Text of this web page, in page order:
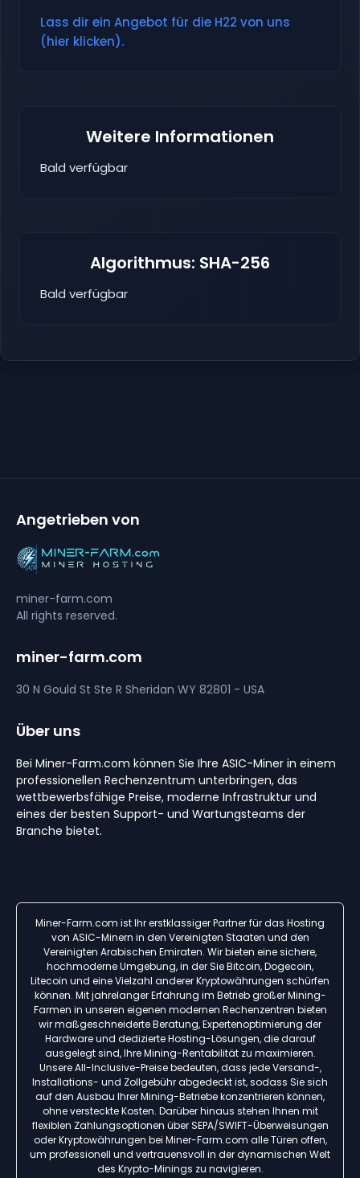
Lass dir ein Angebot für die H22 von uns
(hier klicken).
Weitere Informationen
Bald verfügbar
Algorithmus: SHA-256
Bald verfügbar
Angetrieben von
miner-farm.com
All rights reserved.
miner-farm.com
30 N Gould St Ste R Sheridan WY 82801 - USA
Über uns
Bei Miner-Farm.com können Sie Ihre ASIC-Miner in einem
professionellen Rechenzentrum unterbringen, das
wettbewerbsfähige Preise, moderne Infrastruktur und
eines der besten Support- und Wartungsteams der
Branche bietet.
Miner-Farm.com ist Ihr erstklassiger Partner für das Hosting
von ASIC-Minern in den Vereinigten Staaten und den
Vereinigten Arabischen Emiraten. Wir bieten eine sichere,
hochmoderne Umgebung, in der Sie Bitcoin, Dogecoin,
Litecoin und eine Vielzahl anderer Kryptowährungen schürfen
können. Mit jahrelanger Erfahrung im Betrieb großer Mining-
Farmen in unseren eigenen modernen Rechenzentren bieten
wir maßgeschneiderte Beratung, Expertenoptimierung der
Hardware und dedizierte Hosting-Lösungen, die darauf
ausgelegt sind, Ihre Mining-Rentabilität zu maximieren.
Unsere All-Inclusive-Preise bedeuten, dass jede Versand-,
Installations- und Zollgebühr abgedeckt ist, sodass Sie sich
auf den Ausbau Ihrer Mining-Betriebe konzentrieren können,
ohne versteckte Kosten. Darüber hinaus stehen Ihnen mit
flexiblen Zahlungsoptionen über SEPA/SWIFT-Überweisungen
oder Kryptowährungen bei Miner-Farm.com alle Türen offen,
um professionell und vertrauensvoll in der dynamischen Welt
des Krypto-Minings zu navigieren.